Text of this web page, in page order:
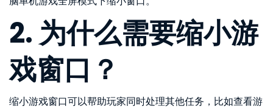
2. 为什么需要缩小游
戏窗口？
缩小游戏窗口可以帮助玩家同时处理其他任务，比如查看游